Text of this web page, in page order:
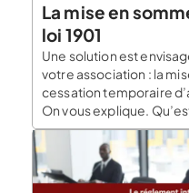
La mise en
loi 1901
Une solution est
votre association : la
cessation temporaire
On vous explique.
d’association ? Pour ne
mise en sommeil est
effet, la mise en
[…]